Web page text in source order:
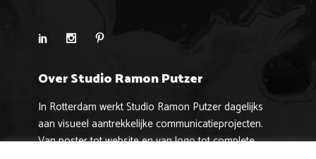
Over Studio Ramon Putzer
In Rotterdam werkt Studio Ramon Putzer dagelijks
aan visueel aantrekkelijke communicatieprojecten.
Van poster tot website en van logo tot complete